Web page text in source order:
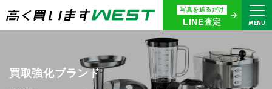
写真を送るだけ
LINE査定 MENU
まずはお気軽にお問い合わせ・
査定をご依頼ください
買取専用ダイヤル
0120-914-094
9:00〜18:30(年中無休)
買取強化ブランド